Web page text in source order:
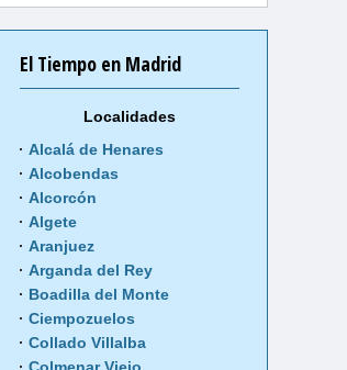
El Tiempo en Madrid
Localidades
Alcalá de Henares
Alcobendas
Alcorcón
Algete
Aranjuez
Arganda del Rey
Boadilla del Monte
Ciempozuelos
Collado Villalba
Colmenar Viejo